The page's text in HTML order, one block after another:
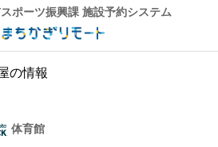
ポーツ振興課 施設予約システム
の情報
体育館